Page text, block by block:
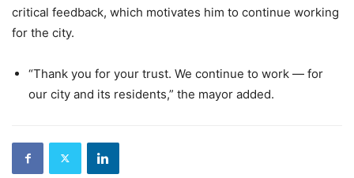
critical feedback, which motivates him to continue working
for the city.
“Thank you for your trust. We continue to work — for
our city and its residents,” the mayor added.